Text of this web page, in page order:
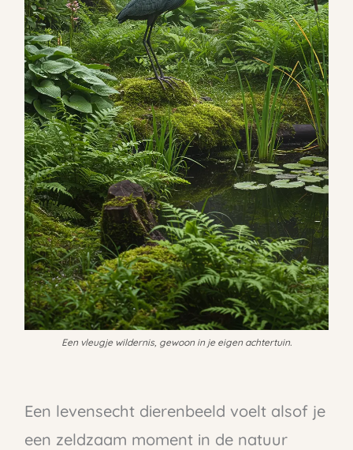
Een vleugje wildernis, gewoon in je eigen achtertuin.
Een levensecht dierenbeeld voelt alsof je
een zeldzaam moment in de natuur